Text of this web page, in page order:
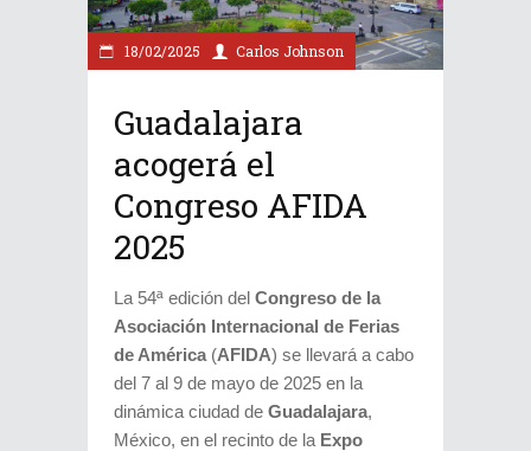
18/02/2025 Carlos Johnson
Guadalajara
acogerá el
Congreso AFIDA
2025
La 54ª edición del Congreso de la
Asociación Internacional de Ferias
de América (AFIDA) se llevará a cabo
del 7 al 9 de mayo de 2025 en la
dinámica ciudad de Guadalajara,
México, en el recinto de la Expo